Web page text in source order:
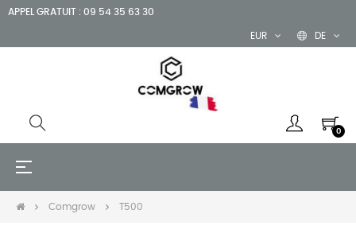
APPEL GRATUIT : 09 54 35 63 30
DE
EUR
0
Umschalten
☰
Comgrow T500